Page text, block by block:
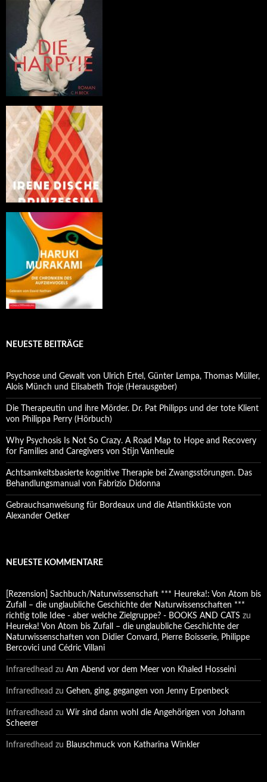
NEUESTE BEITRÄGE
Psychose und Gewalt von Ulrich Ertel, Günter Lempa, Thomas Müller,
Alois Münch und Elisabeth Troje (Herausgeber)
Die Therapeutin und ihre Mörder. Dr. Pat Philipps und der tote Klient
von Philippa Perry (Hörbuch)
Why Psychosis Is Not So Crazy. A Road Map to Hope and Recovery
for Families and Caregivers von Stijn Vanheule
Achtsamkeitsbasierte kognitive Therapie bei Zwangsstörungen. Das
Behandlungsmanual von Fabrizio Didonna
Gebrauchsanweisung für Bordeaux und die Atlantikküste von
Alexander Oetker
NEUESTE KOMMENTARE
[Rezension] Sachbuch/Naturwissenschaft *** Heureka!: Von Atom bis
Zufall – die unglaubliche Geschichte der Naturwissenschaften ***
richtig tolle Idee - aber welche Zielgruppe? - BOOKS AND CATS zu
Heureka! Von Atom bis Zufall – die unglaubliche Geschichte der
Naturwissenschaften von Didier Convard, Pierre Boisserie, Philippe
Bercovici und Cédric Villani
Infraredhead zu Am Abend vor dem Meer von Khaled Hosseini
Infraredhead zu Gehen, ging, gegangen von Jenny Erpenbeck
Infraredhead zu Wir sind dann wohl die Angehörigen von Johann
Scheerer
Infraredhead zu Blauschmuck von Katharina Winkler